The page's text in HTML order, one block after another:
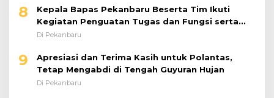
8
Kepala Bapas Pekanbaru Beserta Tim Ikuti
Kegiatan Penguatan Tugas dan Fungsi serta
Paparan Penempatan WBP ke Lapas Terbuka
Di Pekanbaru
9
Apresiasi dan Terima Kasih untuk Polantas,
Tetap Mengabdi di Tengah Guyuran Hujan
Di Pekanbaru